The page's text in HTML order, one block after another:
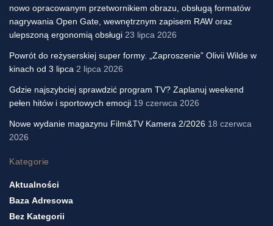
nowo opracowanym przetwornikiem obrazu, obsługą formatów
nagrywania Open Gate, wewnętrznym zapisem RAW oraz
ulepszoną ergonomią obsługi 23 lipca 2026
Powrót do reżyserskiej super formy. „Zaproszenie” Olivii Wilde w
kinach od 3 lipca 2 lipca 2026
Gdzie najszybciej sprawdzić program TV? Zaplanuj weekend
pełen hitów i sportowych emocji 19 czerwca 2026
Nowe wydanie magazynu Film&TV Kamera 2/2026 18 czerwca
2026
Kategorie
Aktualności
Baza Adresowa
Bez Kategorii